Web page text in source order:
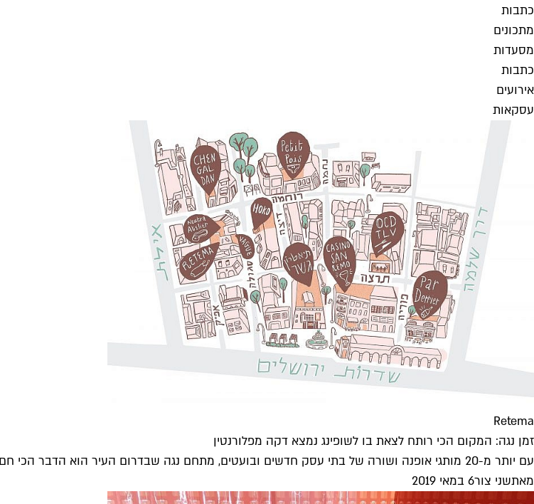
כתבות
מתכונים
מסעדות
כתבות
אירועים
עסקאות
Retema
זמן נגה: המקום הכי רותח לצאת בו לשופינג נמצא דקה מפלורנטין
עם יותר מ-20 מותגי אופנה ושורה של בתי עסק חדשים ובועטים, מתחם נגה שבדרום העיר הוא הדבר הכי חם של הרגע....
מאתשני צור6 במאי 2019